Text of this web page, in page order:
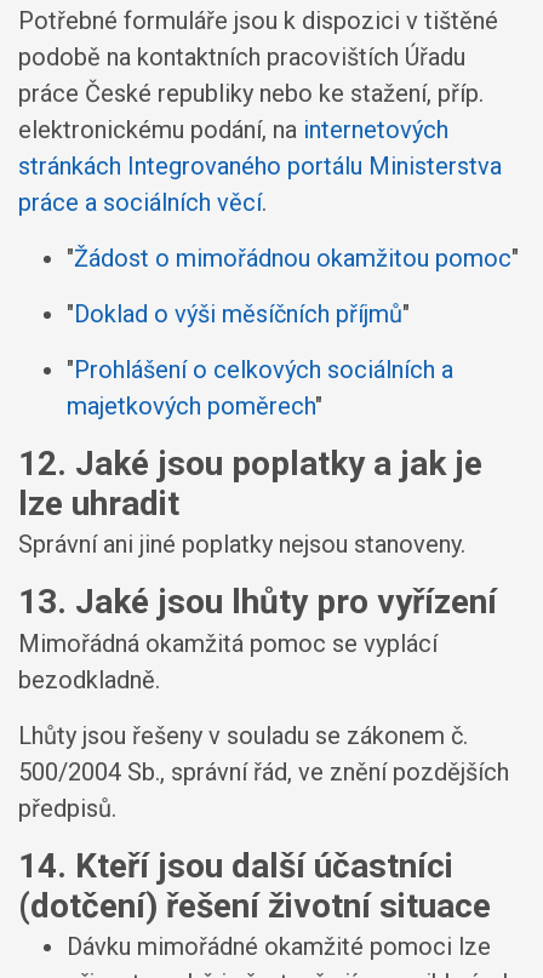
Potřebné formuláře jsou k dispozici v tištěné
podobě na kontaktních pracovištích Úřadu
práce České republiky nebo ke stažení, příp.
elektronickému podání, na internetových
stránkách Integrovaného portálu Ministerstva
práce a sociálních věcí.
"Žádost o mimořádnou okamžitou pomoc"
"Doklad o výši měsíčních příjmů"
"Prohlášení o celkových sociálních a
majetkových poměrech"
12. Jaké jsou poplatky a jak je
lze uhradit
Správní ani jiné poplatky nejsou stanoveny.
13. Jaké jsou lhůty pro vyřízení
Mimořádná okamžitá pomoc se vyplácí
bezodkladně.
Lhůty jsou řešeny v souladu se zákonem č.
500/2004 Sb., správní řád, ve znění pozdějších
předpisů.
14. Kteří jsou další účastníci
(dotčení) řešení životní situace
Dávku mimořádné okamžité pomoci lze